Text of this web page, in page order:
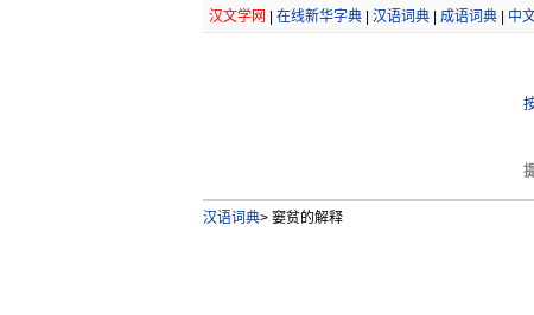
汉文学网 在线新华字典| 汉语词典| 成语词典| 中
汉语词典>窭贫的解释